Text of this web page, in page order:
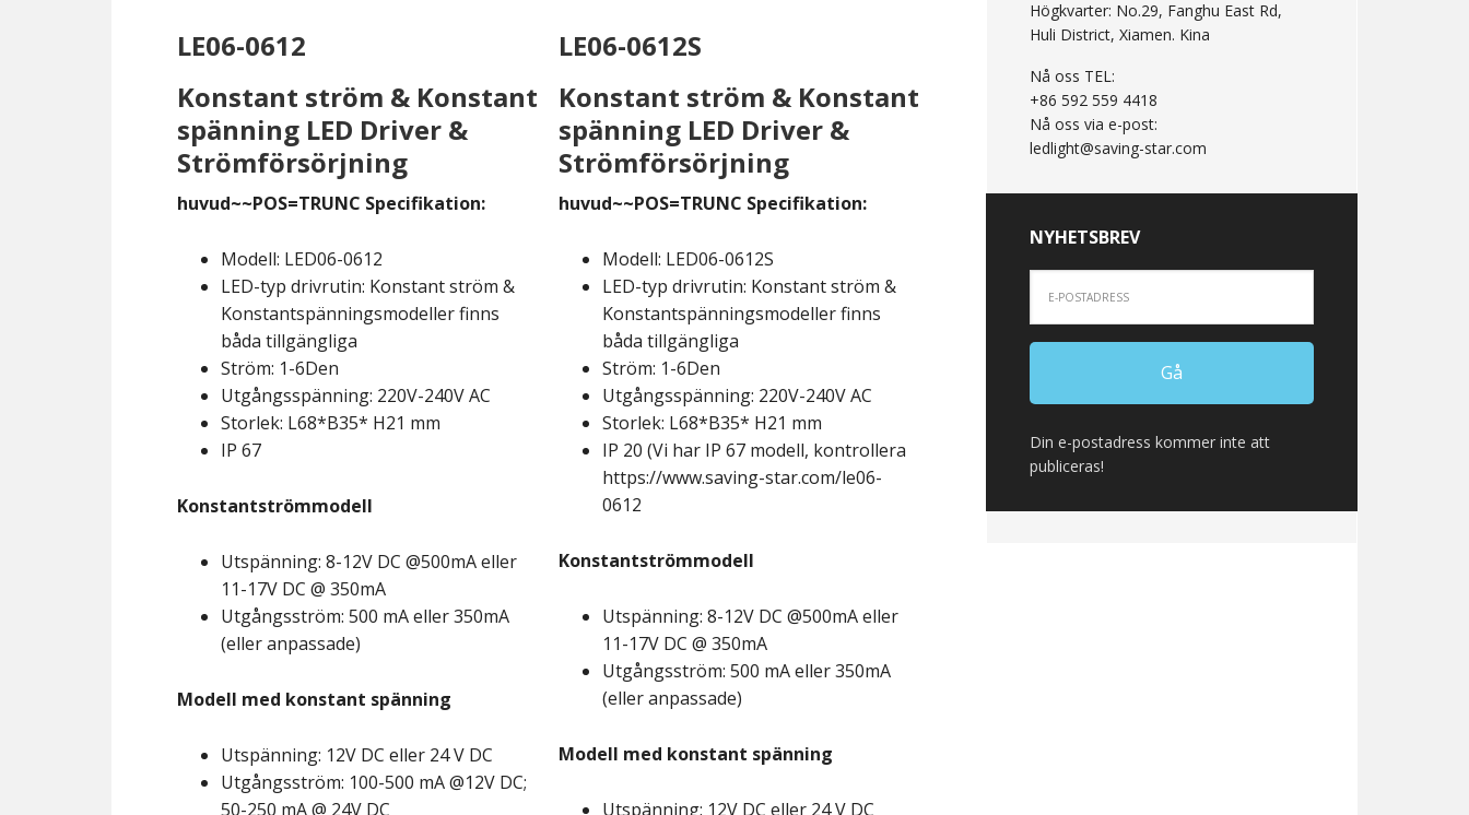
LE06-0612
Konstant ström & Konstant
spänning LED Driver &
Strömförsörjning
huvud~~POS=TRUNC Specifikation:
Modell: LED06-0612
LED-typ drivrutin: Konstant ström &
Konstantspänningsmodeller finns
båda tillgängliga
Ström: 1-6Den
Utgångsspänning: 220V-240V AC
Storlek: L68*B35* H21 mm
IP 67
Konstantströmmodell
Utspänning: 8-12V DC @500mA eller
11-17V DC @ 350mA
Utgångsström: 500 mA eller 350mA
(eller anpassade)
Modell med konstant spänning
Utspänning: 12V DC eller 24 V DC
Utgångsström: 100-500 mA @12V DC;
50-250 mA @ 24V DC
LE06-0612S
Konstant ström & Konstant
spänning LED Driver &
Strömförsörjning
huvud~~POS=TRUNC Specifikation:
Modell: LED06-0612S
LED-typ drivrutin: Konstant ström &
Konstantspänningsmodeller finns
båda tillgängliga
Ström: 1-6Den
Utgångsspänning: 220V-240V AC
Storlek: L68*B35* H21 mm
IP 20 (Vi har IP 67 modell, kontrollera
https://www.saving-star.com/le06-
0612
Konstantströmmodell
Utspänning: 8-12V DC @500mA eller
11-17V DC @ 350mA
Utgångsström: 500 mA eller 350mA
(eller anpassade)
Modell med konstant spänning
Utspänning: 12V DC eller 24 V DC
Högkvarter: No.29, Fanghu East Rd,
Huli District, Xiamen. Kina
Nå oss TEL:
+86 592 559 4418
Nå oss via e-post:
ledlight@saving-star.com
NYHETSBREV
Din e-postadress kommer inte att
publiceras!